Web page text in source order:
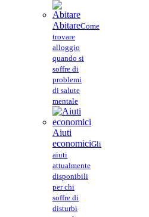
AbitareCome
trovare
alloggio
quando si
soffre di
problemi
di salute
mentale
Aiuti
economiciGli
aiuti
attualmente
disponibili
per chi
soffre di
disturbi